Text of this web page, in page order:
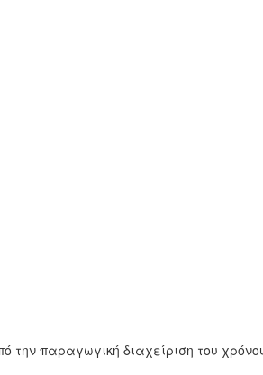
παραγωγική διαχείριση του